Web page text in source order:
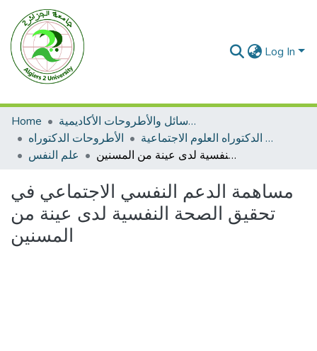
Log In
Home
الرسائل والأطروحات الأكاديمية
الأطروحات الدكتوراه
الأطروحات الدكتوراه العلوم الاجتماعية
علم النفس
مساهمة الدعم النفسي الاجتماعي في تحقيق الصحة النفسية لدى عينة من المسنين
مساهمة الدعم النفسي الاجتماعي في
تحقيق الصحة النفسية لدى عينة من
المسنين